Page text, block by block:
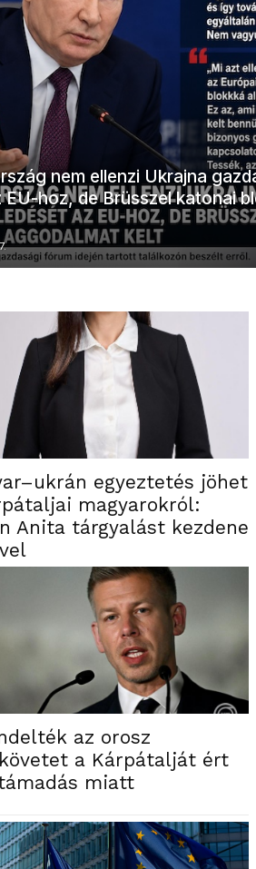
nem ellenzi Ukrajna
hoz, de Brüsszel katonai
egyeztetés jöhet
magyarokról:
Anita tárgyalást kezdene
az orosz
a Kárpátalját ért
miatt